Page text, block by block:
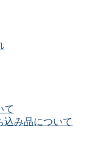
て
込み品について